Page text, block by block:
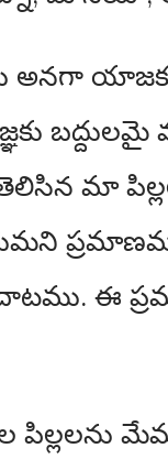
అనగా
మా
ఈ
పిల్లలను